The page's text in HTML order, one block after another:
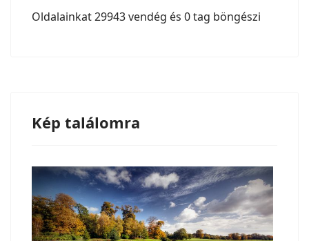
Oldalainkat 29943 vendég és 0 tag böngészi
Kép találomra